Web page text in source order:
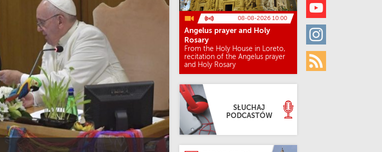
Youtube
Instagram
Rss
08-08-2026 10:00
Angelus prayer and Holy
Rosary
From the Holy House in Loreto,
recitation of the Angelus prayer
and Holy Rosary
SŁUCHAJ
PODCASTÓW